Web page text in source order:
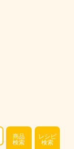
商品
検索
レシピ
検索